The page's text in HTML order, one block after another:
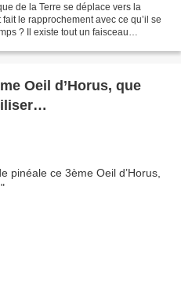
de la Terre se déplace vers la
le rapprochement avec ce qu’il se
? Il existe tout un faisceau
Oeil d’Horus, que